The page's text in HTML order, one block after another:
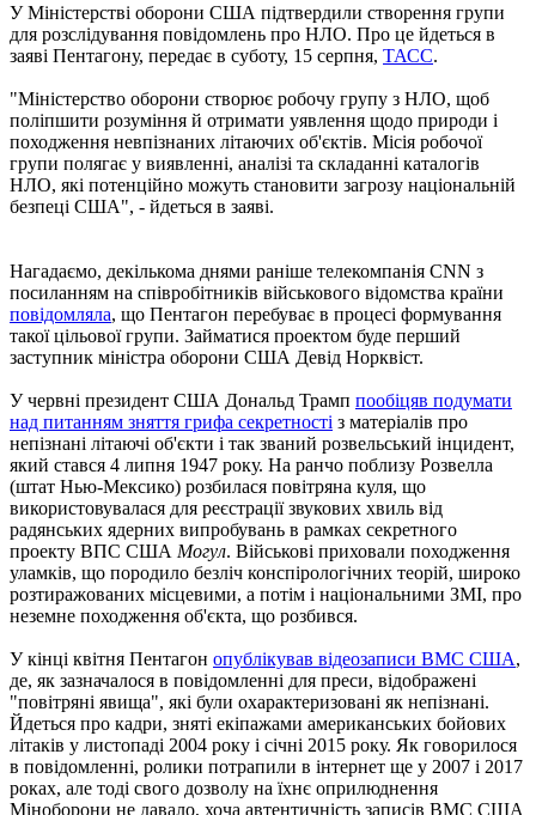
У Міністерстві оборони США підтвердили створення групи
для розслідування повідомлень про НЛО. Про це йдеться в
заяві Пентагону, передає в суботу, 15 серпня, ТАСС.
"Міністерство оборони створює робочу групу з НЛО, щоб
поліпшити розуміння й отримати уявлення щодо природи і
походження невпізнаних літаючих об'єктів. Місія робочої
групи полягає у виявленні, аналізі та складанні каталогів
НЛО, які потенційно можуть становити загрозу національній
безпеці США", - йдеться в заяві.
Нагадаємо, декількома днями раніше телекомпанія CNN з
посиланням на співробітників військового відомства країни
повідомляла, що Пентагон перебуває в процесі формування
такої цільової групи. Займатися проектом буде перший
заступник міністра оборони США Девід Норквіст.
У червні президент США Дональд Трамп пообіцяв подумати
над питанням зняття грифа секретності з матеріалів про
непізнані літаючі об'єкти і так званий розвельський інцидент,
який стався 4 липня 1947 року. На ранчо поблизу Розвелла
(штат Нью-Мексико) розбилася повітряна куля, що
використовувалася для реєстрації звукових хвиль від
радянських ядерних випробувань в рамках секретного
проекту ВПС США Могул. Військові приховали походження
уламків, що породило безліч конспірологічних теорій, широко
розтиражованих місцевими, а потім і національними ЗМІ, про
неземне походження об'єкта, що розбився.
У кінці квітня Пентагон опублікував відеозаписи ВМС США,
де, як зазначалося в повідомленні для преси, відображені
"повітряні явища", які були охарактеризовані як непізнані.
Йдеться про кадри, зняті екіпажами американських бойових
літаків у листопаді 2004 року і січні 2015 року. Як говорилося
в повідомленні, ролики потрапили в інтернет ще у 2007 і 2017
роках, але тоді свого дозволу на їхнє оприлюднення
Міноборони не давало, хоча автентичність записів ВМС США